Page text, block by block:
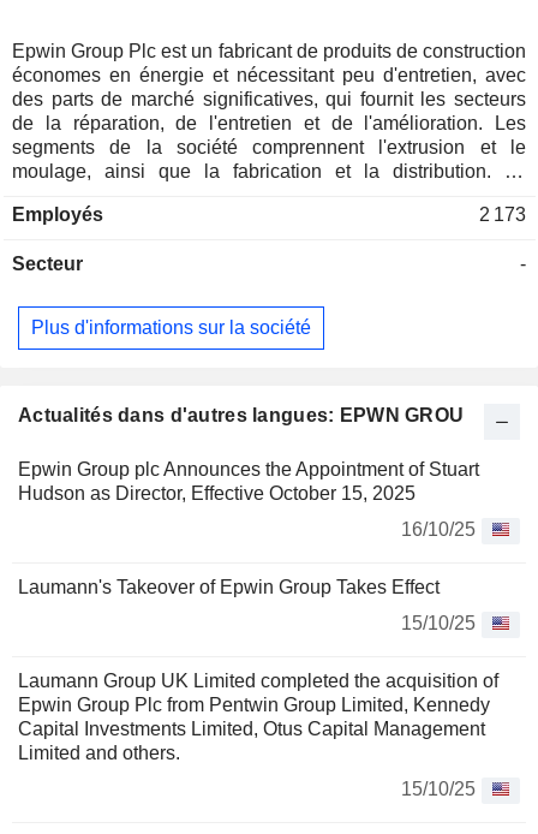
Actualités dans d'autres langues: EPWN GROU
Epwin Group plc Announces the Appointment of Stuart
Hudson as Director, Effective October 15, 2025
16/10/25
Laumann's Takeover of Epwin Group Takes Effect
15/10/25
Laumann Group UK Limited completed the acquisition of
Epwin Group Plc from Pentwin Group Limited, Kennedy
Capital Investments Limited, Otus Capital Management
Limited and others.
15/10/25
Epwin Group Plc est un fabricant de produits de construction
économes en énergie et nécessitant peu d'entretien, avec
des parts de marché significatives, qui fournit les secteurs
de la réparation, de l'entretien et de l'amélioration. Les
segments de la société comprennent l'extrusion et le
moulage, ainsi que la fabrication et la distribution. Le
et la commercialisation de systèmes de profilés de fenêtres
de toit et de bardages cellulaires en PVC, de terrasses, de
drainage, ainsi que de produits composites bois-plastique
(WPC) et de terrasses en aluminium, et dans le moulage
Fabrication est engagé dans la commercialisation et la
cellulaires, de bardages, d'eaux pluviales, de produits de
drainage et de terrasses. Il se concentre sur la fourniture de
ses produits aux secteurs de la réparation, de l'entretien et
de l'amélioration (RMI), de la construction neuve et du
installateurs de lignes de toit et des installateurs de fenêtres.
Employés 2 173
Secteur -
Plus d'informations sur la société